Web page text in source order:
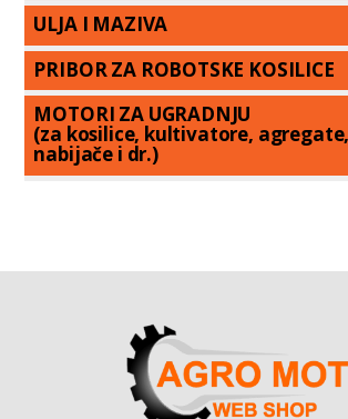
ULJA I MAZIVA
PRIBOR ZA ROBOTSKE KOSILICE
MOTORI ZA UGRADNJU
(za kosilice, kultivatore,
nabijače i dr.)